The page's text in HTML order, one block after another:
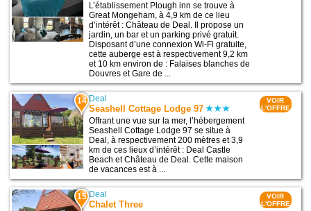
L’établissement Plough inn se trouve à
Great Mongeham, à 4,9 km de ce lieu
d’intérêt : Château de Deal. Il propose un
jardin, un bar et un parking privé gratuit.
Disposant d’une connexion Wi-Fi gratuite,
cette auberge est à respectivement 9,2 km
et 10 km environ de : Falaises blanches de
Douvres et Gare de ...
14 Deal
Seashell Cottage Lodge 97
Offrant une vue sur la mer, l’hébergement
Seashell Cottage Lodge 97 se situe à
Deal, à respectivement 200 mètres et 3,9
km de ces lieux d’intérêt : Deal Castle
Beach et Château de Deal. Cette maison
de vacances est à ...
VOIR
L'OFFRE
15 Deal
Chalet Three
VOIR
L'OFFRE